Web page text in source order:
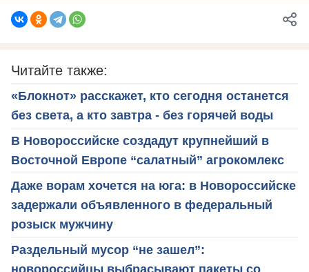
Читайте также:
«Блокнот» расскажет, кто сегодня останется
без света, а кто завтра - без горячей воды
В Новороссийске создадут крупнейший в
Восточной Европе “салатный” агрокомлекс
Даже ворам хочется на юга: в Новороссийске
задержали объявленного в федеральный
розыск мужчину
Раздельный мусор “не зашел”:
новороссийцы выбрасывают пакеты со